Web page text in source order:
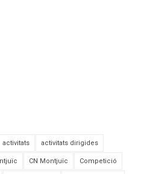
activitats activitats dirigides
CN Montjuïc Competició